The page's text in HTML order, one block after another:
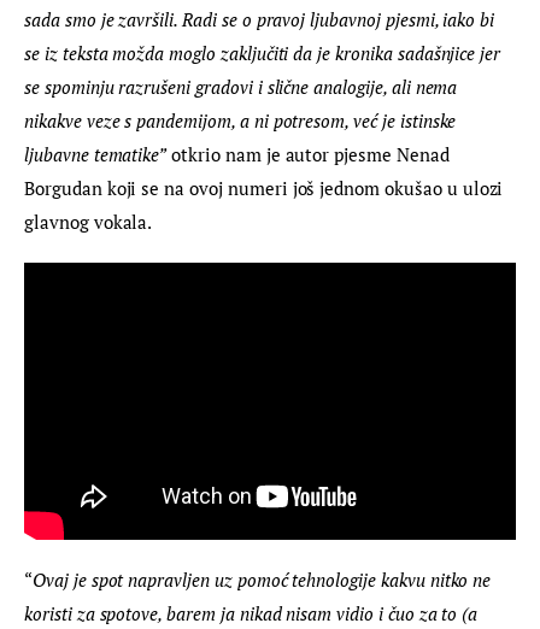
sada smo je završili. Radi se o pravoj ljubavnoj pjesmi, iako bi
se iz teksta možda moglo zaključiti da je kronika sadašnjice jer
se spominju razrušeni gradovi i slične analogije, ali nema
nikakve veze s pandemijom, a ni potresom, već je istinske
ljubavne tematike” otkrio nam je autor pjesme Nenad
Borgudan koji se na ovoj numeri još jednom okušao u ulozi
glavnog vokala.
“Ovaj je spot napravljen uz pomoć tehnologije kakvu nitko ne
koristi za spotove, barem ja nikad nisam vidio i čuo za to (a